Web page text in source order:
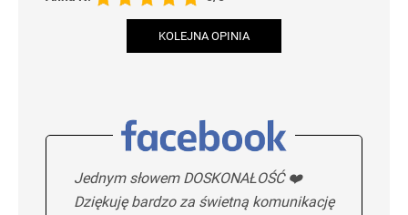
KOLEJNA OPINIA
Jednym słowem DOSKONAŁOŚĆ ❤️
Dziękuję bardzo za świetną komunikację